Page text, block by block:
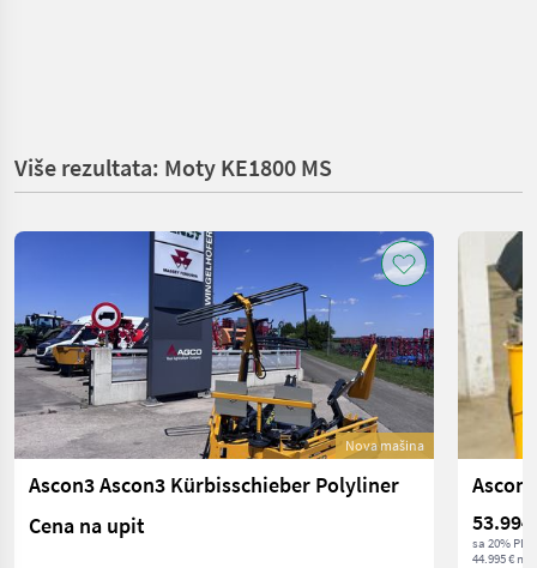
Više rezultata: Moty KE1800 MS
Nova mašina
Ascon3 Ascon3 Kürbisschieber Polyliner
Cena na upit
53.994
sa 20%
44.995 €